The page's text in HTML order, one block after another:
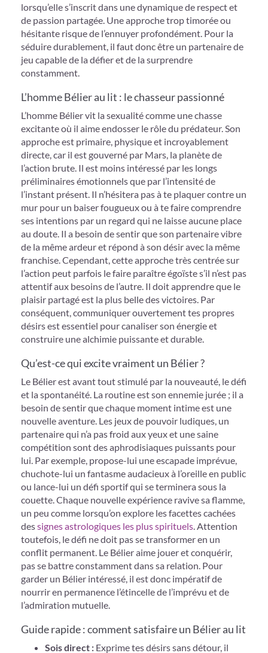
lorsqu’elle s’inscrit dans une dynamique de respect et
de passion partagée. Une approche trop timorée ou
hésitante risque de l’ennuyer profondément. Pour la
séduire durablement, il faut donc être un partenaire de
jeu capable de la défier et de la surprendre
constamment.
L’homme Bélier au lit : le chasseur passionné
L’homme Bélier vit la sexualité comme une chasse
excitante où il aime endosser le rôle du prédateur. Son
approche est primaire, physique et incroyablement
directe, car il est gouverné par Mars, la planète de
l’action brute. Il est moins intéressé par les longs
préliminaires émotionnels que par l’intensité de
l’instant présent. Il n’hésitera pas à te plaquer contre un
mur pour un baiser fougueux ou à te faire comprendre
ses intentions par un regard qui ne laisse aucune place
au doute. Il a besoin de sentir que son partenaire vibre
de la même ardeur et répond à son désir avec la même
franchise. Cependant, cette approche très centrée sur
l’action peut parfois le faire paraître égoïste s’il n’est pas
attentif aux besoins de l’autre. Il doit apprendre que le
plaisir partagé est la plus belle des victoires. Par
conséquent, communiquer ouvertement tes propres
désirs est essentiel pour canaliser son énergie et
construire une alchimie puissante et durable.
Qu’est-ce qui excite vraiment un Bélier ?
Le Bélier est avant tout stimulé par la nouveauté, le défi
et la spontanéité. La routine est son ennemie jurée ; il a
besoin de sentir que chaque moment intime est une
nouvelle aventure. Les jeux de pouvoir ludiques, un
partenaire qui n’a pas froid aux yeux et une saine
compétition sont des aphrodisiaques puissants pour
lui. Par exemple, propose-lui une escapade imprévue,
chuchote-lui un fantasme audacieux à l’oreille en public
ou lance-lui un défi sportif qui se terminera sous la
couette. Chaque nouvelle expérience ravive sa flamme,
un peu comme lorsqu’on explore les facettes cachées
dessignes astrologiques les plus spirituels. Attention
toutefois, le défi ne doit pas se transformer en un
conflit permanent. Le Bélier aime jouer et conquérir,
pas se battre constamment dans sa relation. Pour
garder un Bélier intéressé, il est donc impératif de
nourrir en permanence l’étincelle de l’imprévu et de
l’admiration mutuelle.
Guide rapide : comment satisfaire un Bélier au lit
Sois direct : Exprime tes désirs sans détour, il